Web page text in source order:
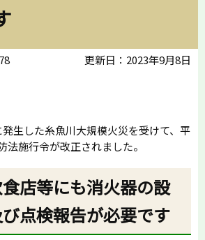
更新日：2023年9月8日
生した糸魚川大規模火災を受けて、平
法施行令が改正されました。
店等にも消火器の設
点検報告が必要です